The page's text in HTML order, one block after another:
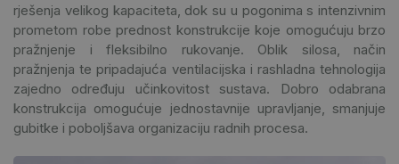
rješenja velikog kapaciteta, dok su u pogonima s intenzivnim
prometom robe prednost konstrukcije koje omogućuju brzo
pražnjenje i fleksibilno rukovanje. Oblik silosa, način
pražnjenja te pripadajuća ventilacijska i rashladna tehnologija
zajedno određuju učinkovitost sustava. Dobro odabrana
konstrukcija omogućuje jednostavnije upravljanje, smanjuje
gubitke i poboljšava organizaciju radnih procesa.